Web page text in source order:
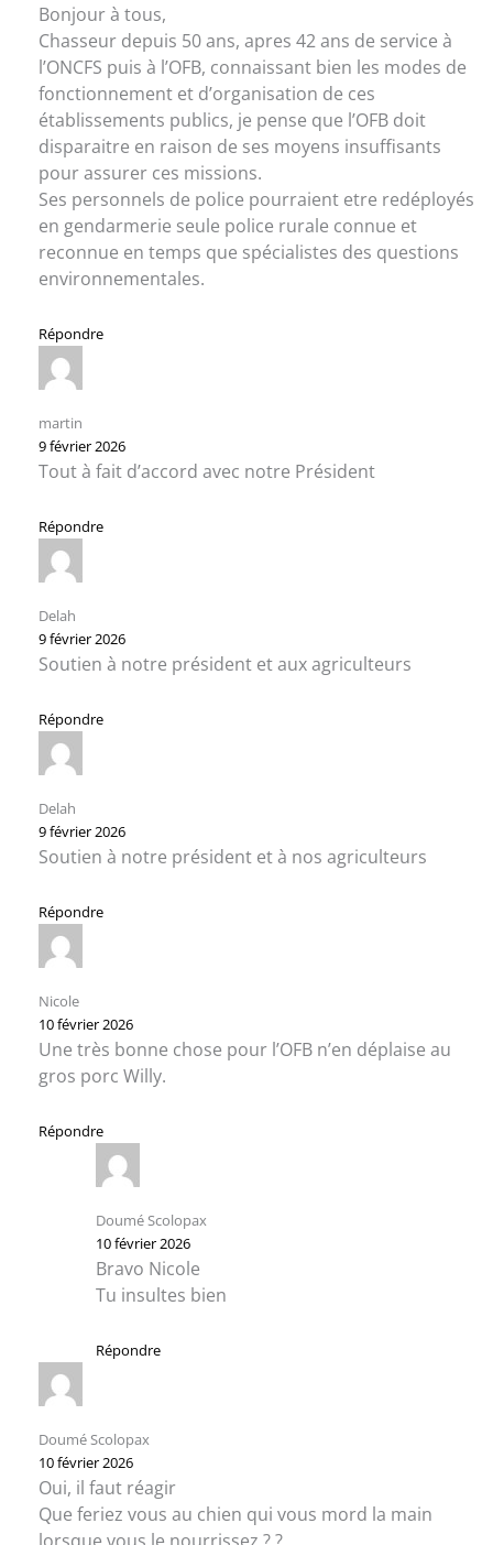
Bonjour à tous,
Chasseur depuis 50 ans, apres 42 ans de service à
l’ONCFS puis à l’OFB, connaissant bien les modes de
fonctionnement et d’organisation de ces
établissements publics, je pense que l’OFB doit
disparaitre en raison de ses moyens insuffisants
pour assurer ces missions.
Ses personnels de police pourraient etre redéployés
en gendarmerie seule police rurale connue et
reconnue en temps que spécialistes des questions
environnementales.
Répondre
martin
9 février 2026
Tout à fait d’accord avec notre Président
Répondre
Delah
9 février 2026
Soutien à notre président et aux agriculteurs
Répondre
Delah
9 février 2026
Soutien à notre président et à nos agriculteurs
Répondre
Nicole
10 février 2026
Une très bonne chose pour l’OFB n’en déplaise au
gros porc Willy.
Répondre
Doumé Scolopax
10 février 2026
Bravo Nicole
Tu insultes bien
Répondre
Doumé Scolopax
10 février 2026
Oui, il faut réagir
Que feriez vous au chien qui vous mord la main